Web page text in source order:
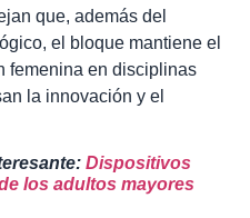
que, además del
el bloque mantiene el
femenina en disciplinas
la innovación y el
Dispositivos
los adultos mayores